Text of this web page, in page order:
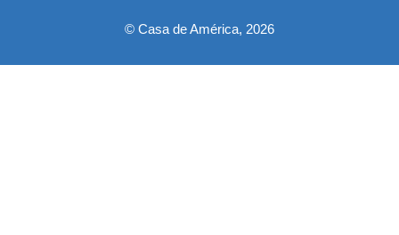
© Casa de América, 2026